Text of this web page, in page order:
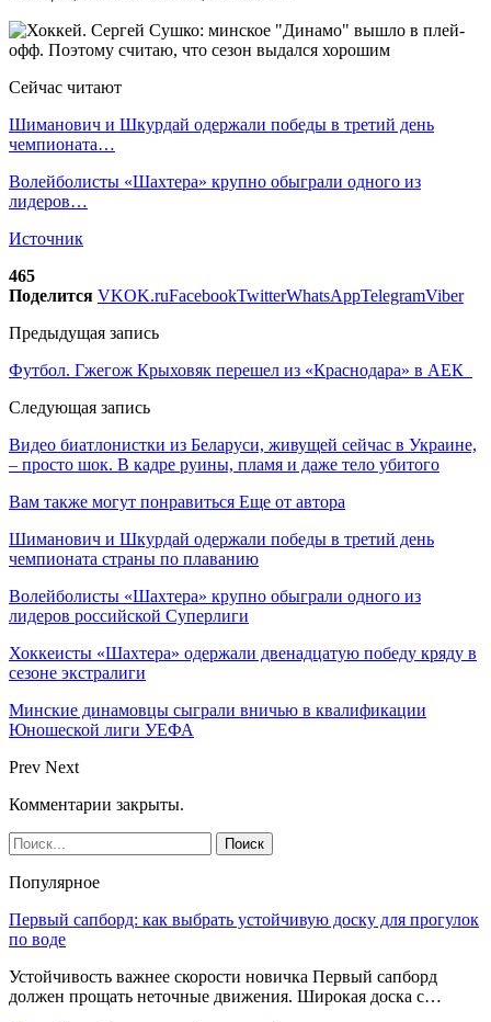
Сейчас читают
Шиманович и Шкурдай одержали победы в третий день
чемпионата…
Волейболисты «Шахтера» крупно обыграли одного из
лидеров…
Источник
465
Поделится VKOK.ruFacebookTwitterWhatsAppTelegramViber
Предыдущая запись
Футбол. Гжегож Крыховяк перешел из «Краснодара» в АЕК
Следующая запись
Видео биатлонистки из Беларуси, живущей сейчас в Украине,
– просто шок. В кадре руины, пламя и даже тело убитого
Вам также могут понравиться Еще от автора
Шиманович и Шкурдай одержали победы в третий день
чемпионата страны по плаванию
Волейболисты «Шахтера» крупно обыграли одного из
лидеров российской Суперлиги
Хоккеисты «Шахтера» одержали двенадцатую победу кряду в
сезоне экстралиги
Минские динамовцы сыграли вничью в квалификации
Юношеской лиги УЕФА
Prev Next
Комментарии закрыты.
Популярное
Первый сапборд: как выбрать устойчивую доску для прогулок
по воде
Устойчивость важнее скорости новичка Первый сапборд
должен прощать неточные движения. Широкая доска с…